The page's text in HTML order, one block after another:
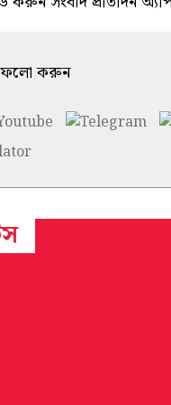
ফলো করুন